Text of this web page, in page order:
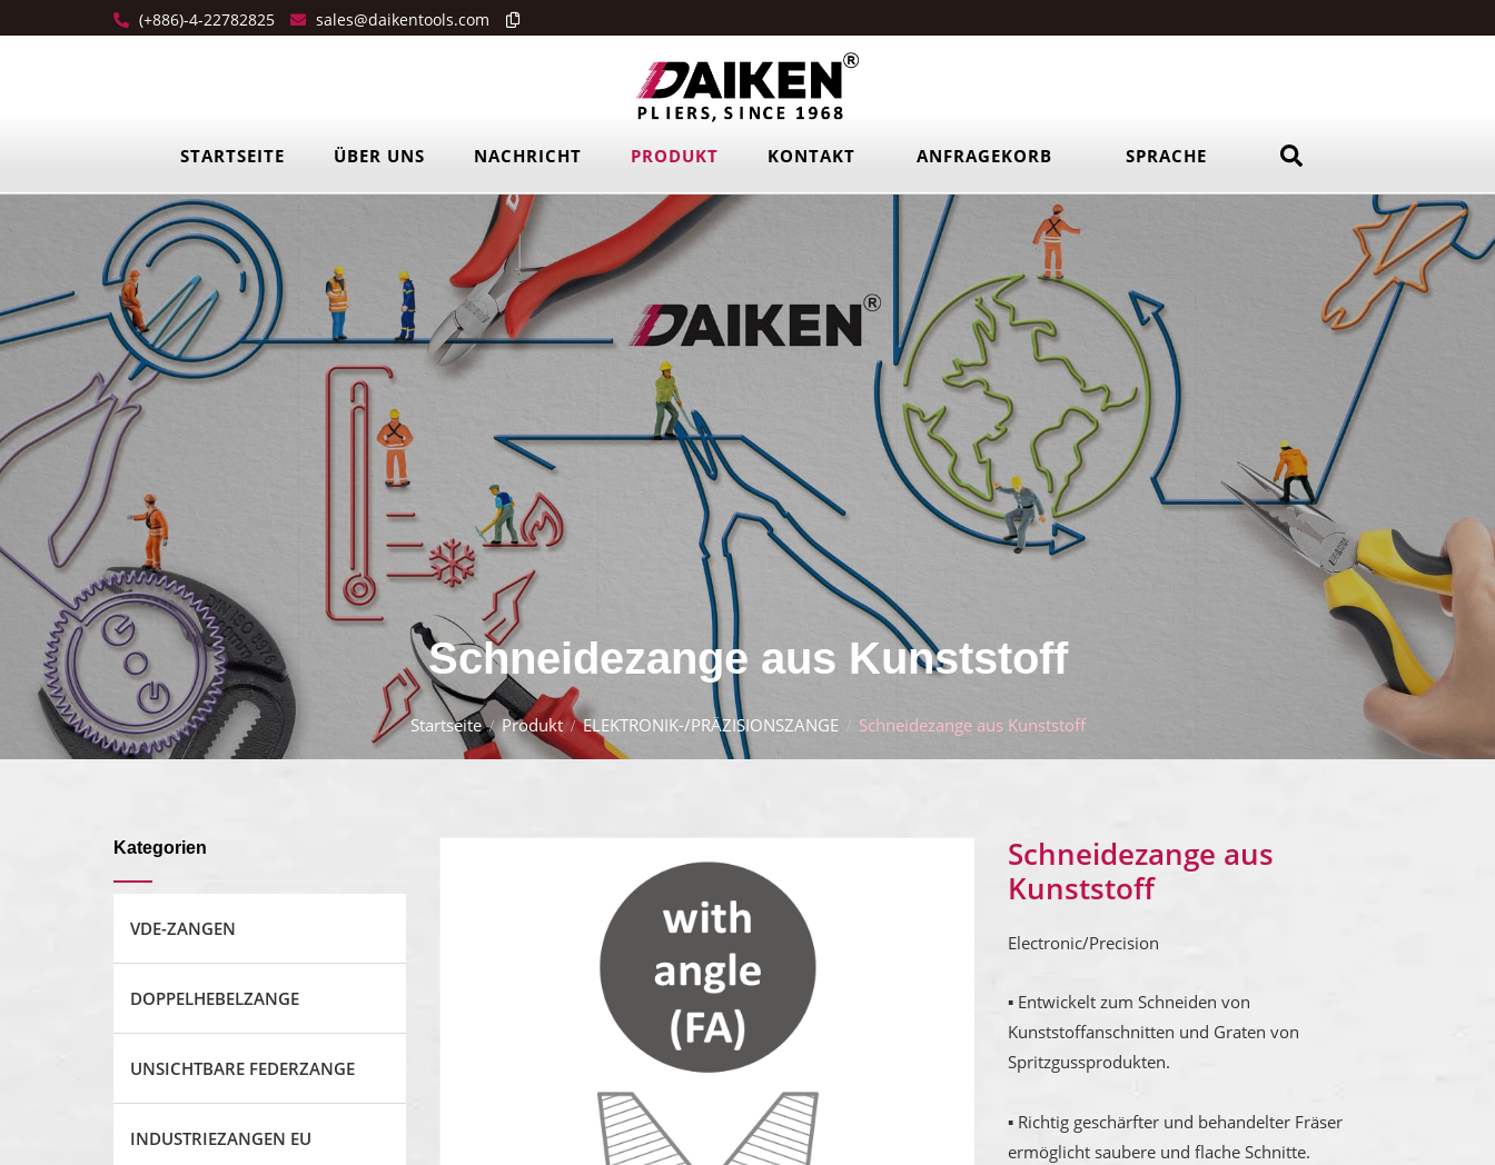
(+886)-4-22782825 sales@daikentools.com
STARTSEITE ÜBER UNS NACHRICHT PRODUKT KONTAKT ANFRAGEKORB SPRACHE
Schneidezange aus Kunststoff
Startseite Produkt ELEKTRONIK-/PRÄZISIONSZANGE Schneidezange aus Kunststoff
Kategorien
VDE-ZANGEN
DOPPELHEBELZANGE
UNSICHTBARE FEDERZANGE
INDUSTRIEZANGEN EU
Schneidezange aus
Kunststoff
Electronic/Precision
▪ Entwickelt zum Schneiden von
Kunststoffanschnitten und Graten von
Spritzgussprodukten.
▪ Richtig geschärfter und behandelter Fräser
ermöglicht saubere und flache Schnitte.